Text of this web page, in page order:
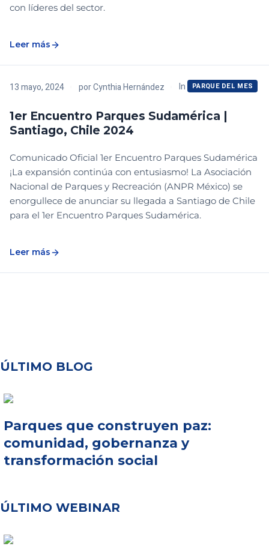
con líderes del sector.
Leer más
13 mayo, 2024 porCynthia Hernández In PARQUE DEL MES
1er Encuentro Parques Sudamérica |
Santiago, Chile 2024
Comunicado Oficial 1er Encuentro Parques Sudamérica
¡La expansión continúa con entusiasmo! La Asociación
Nacional de Parques y Recreación (ANPR México) se
enorgullece de anunciar su llegada a Santiago de Chile
para el 1er Encuentro Parques Sudamérica.
Leer más
ÚLTIMO BLOG
Parques que construyen paz:
comunidad, gobernanza y
transformación social
ÚLTIMO WEBINAR